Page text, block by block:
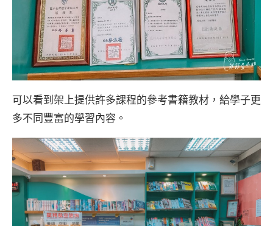
可以看到架上提供許多課程的參考書籍教材，給學子更
多不同豐富的學習內容。